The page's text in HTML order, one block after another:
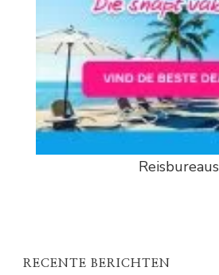
Reisbureaus
RECENTE BERICHTEN